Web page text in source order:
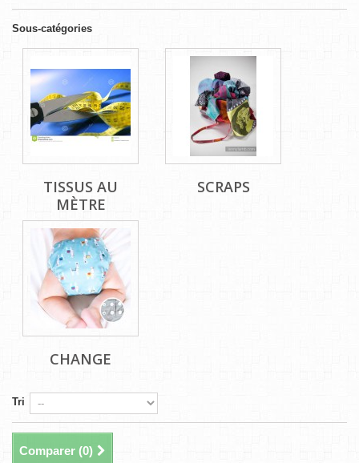
Sous-catégories
TISSUS AU
MÈTRE
SCRAPS
CHANGE
Tri
Comparer (0)